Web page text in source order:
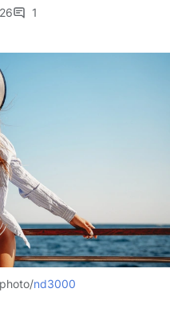
1
nd3000